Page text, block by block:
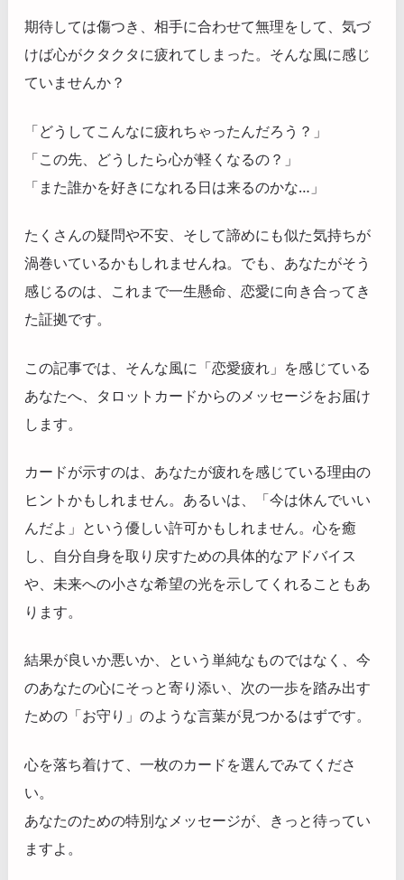
期待しては傷つき、相手に合わせて無理をして、気づ
けば心がクタクタに疲れてしまった。そんな風に感じ
ていませんか？
「どうしてこんなに疲れちゃったんだろう？」
「この先、どうしたら心が軽くなるの？」
「また誰かを好きになれる日は来るのかな…」
たくさんの疑問や不安、そして諦めにも似た気持ちが
渦巻いているかもしれませんね。でも、あなたがそう
感じるのは、これまで一生懸命、恋愛に向き合ってき
た証拠です。
この記事では、そんな風に「恋愛疲れ」を感じている
あなたへ、タロットカードからのメッセージをお届け
します。
カードが示すのは、あなたが疲れを感じている理由の
ヒントかもしれません。あるいは、「今は休んでいい
んだよ」という優しい許可かもしれません。心を癒
し、自分自身を取り戻すための具体的なアドバイス
や、未来への小さな希望の光を示してくれることもあ
ります。
結果が良いか悪いか、という単純なものではなく、今
のあなたの心にそっと寄り添い、次の一歩を踏み出す
ための「お守り」のような言葉が見つかるはずです。
心を落ち着けて、一枚のカードを選んでみてくださ
い。
あなたのための特別なメッセージが、きっと待ってい
ますよ。